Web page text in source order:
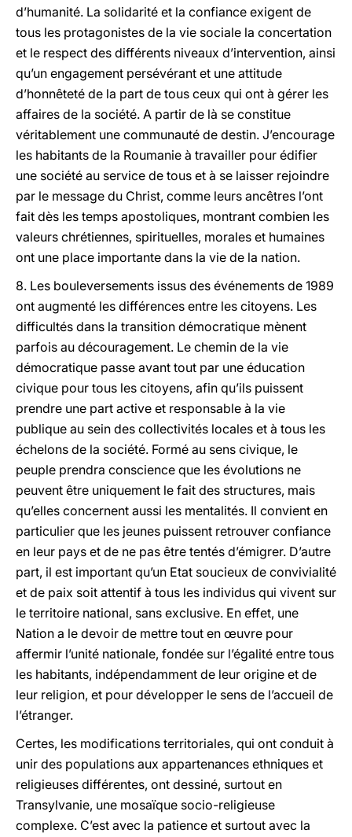
d’humanité. La solidarité et la confiance exigent de
tous les protagonistes de la vie sociale la concertation
et le respect des différents niveaux d’intervention, ainsi
qu’un engagement persévérant et une attitude
d’honnêteté de la part de tous ceux qui ont à gérer les
affaires de la société. A partir de là se constitue
véritablement une communauté de destin. J’encourage
les habitants de la Roumanie à travailler pour édifier
une société au service de tous et à se laisser rejoindre
par le message du Christ, comme leurs ancêtres l’ont
fait dès les temps apostoliques, montrant combien les
valeurs chrétiennes, spirituelles, morales et humaines
ont une place importante dans la vie de la nation.
8. Les bouleversements issus des événements de 1989
ont augmenté les différences entre les citoyens. Les
difficultés dans la transition démocratique mènent
parfois au découragement. Le chemin de la vie
démocratique passe avant tout par une éducation
civique pour tous les citoyens, afin qu’ils puissent
prendre une part active et responsable à la vie
publique au sein des collectivités locales et à tous les
échelons de la société. Formé au sens civique, le
peuple prendra conscience que les évolutions ne
peuvent être uniquement le fait des structures, mais
qu’elles concernent aussi les mentalités. Il convient en
particulier que les jeunes puissent retrouver confiance
en leur pays et de ne pas être tentés d’émigrer. D’autre
part, il est important qu’un Etat soucieux de convivialité
et de paix soit attentif à tous les individus qui vivent sur
le territoire national, sans exclusive. En effet, une
Nation a le devoir de mettre tout en œuvre pour
affermir l’unité nationale, fondée sur l’égalité entre tous
les habitants, indépendamment de leur origine et de
leur religion, et pour développer le sens de l’accueil de
l’étranger.
Certes, les modifications territoriales, qui ont conduit à
unir des populations aux appartenances ethniques et
religieuses différentes, ont dessiné, surtout en
Transylvanie, une mosaïque socio-religieuse
complexe. C’est avec la patience et surtout avec la